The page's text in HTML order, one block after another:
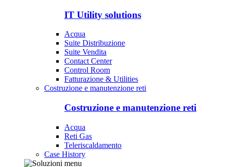
IT Utility solutions
Acqua
Suite Distribuzione
Suite Vendita
Contact Center
Control Room
Fatturazione & Utilities
Costruzione e manutenzione reti
Costruzione e manutenzione reti
Acqua
Reti Gas
Teleriscaldamento
Case History